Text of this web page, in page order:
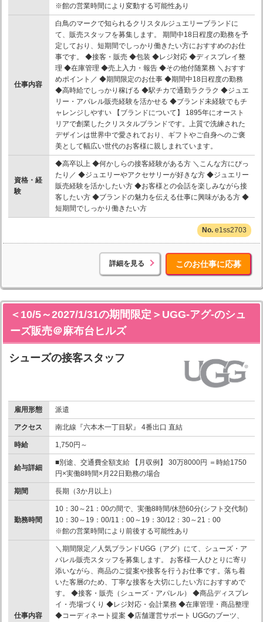
※館の営業時間により変動する可能性あり
仕事内容
白鳥のマークで知られるクリスタルジュエリーブランドに
て、販売スタッフを募集します。 期間中18日程度の勤務を予
定しており、短期間でしっかり働きたい方におすすめのお仕
事です。 ◆接客・販売 ◆包装 ◆レジ対応 ◆ディスプレイ整
理 ◆在庫管理 ◆売上入力・報告 ◆その他付随業務 ＼おすす
めポイント／ ◆期間限定のお仕事 ◆期間中18日程度の勤務
◆高時給でしっかり稼げる ◆駅チカで通勤ラクラク ◆ジュエ
リー・アパレル販売経験を活かせる ◆ブランド未経験でもチ
ャレンジしやすい 【ブランドについて】 1895年にオースト
リアで創業したクリスタルブランドです。上質で洗練された
デザインは世界中で愛されており、ギフトやご自身へのご褒
美として幅広い世代のお客様に親しまれています。
資格・経
験
◆高卒以上 ◆何かしらの接客経験がある方 ＼こんな方にぴっ
たり／ ◆ジュエリーやアクセサリーが好きな方 ◆ジュエリー
販売経験を活かしたい方 ◆お客様との会話を楽しみながら接
客したい方 ◆ブランドの魅力を伝える仕事に興味がある方 ◆
短期間でしっかり働きたい方
e1ss2703
詳細を見る このお仕事に応募
＜10/5～2027/1/31の期間限定＞UGG-アグ-のシュ
ーズ販売＠麻布台ヒルズ
シューズの接客スタッフ
雇用形態 派遣
アクセス 南北線『六本木一丁目駅』 4番出口 直結
時給 1,750円～
給与詳細
■別途、交通費全額支給 【月収例】 30万8000円 ＝時給1750
円×実働8時間×月22日勤務の場合
期間 長期（3か月以上）
勤務時間
10：30～21：00の間で、実働8時間/休憩60分(シフト交代制)
10：30～19：00/11：00～19：30/12：30～21：00
※館の営業時間により前後する可能性あり
仕事内容
＼期間限定／人気ブランドUGG（アグ）にて、シューズ・ア
パレル販売スタッフを募集します。 お客様一人ひとりに寄り
添いながら、商品のご提案や接客を行うお仕事です。落ち着
いた客層のため、丁寧な接客を大切にしたい方におすすめで
す。 ◆接客・販売（シューズ・アパレル） ◆商品ディスプレ
イ・売場づくり ◆レジ対応・会計業務 ◆在庫管理・商品整理
◆コーディネート提案 ◆店舗運営サポート UGGのブーツ、